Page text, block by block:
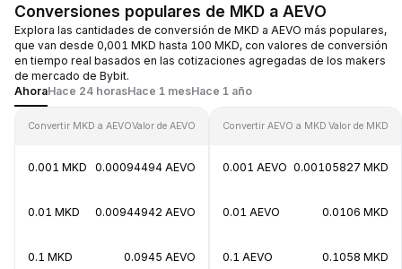
Conversiones populares de MKD a AEVO
Explora las cantidades de conversión de MKD a AEVO más populares,
que van desde 0,001 MKD hasta 100 MKD, con valores de conversión
en tiempo real basados en las cotizaciones agregadas de los makers
de mercado de Bybit.
AhoraHace 24 horasHace 1 mesHace 1 año
Convertir MKD a AEVOValor de AEVO
0.001 MKD 0.00094494 AEVO
0.01 MKD 0.00944942 AEVO
0.1 MKD 0.0945 AEVO
Convertir AEVO a MKD Valor de MKD
0.001 AEVO 0.00105827 MKD
0.01 AEVO 0.0106 MKD
0.1 AEVO 0.1058 MKD